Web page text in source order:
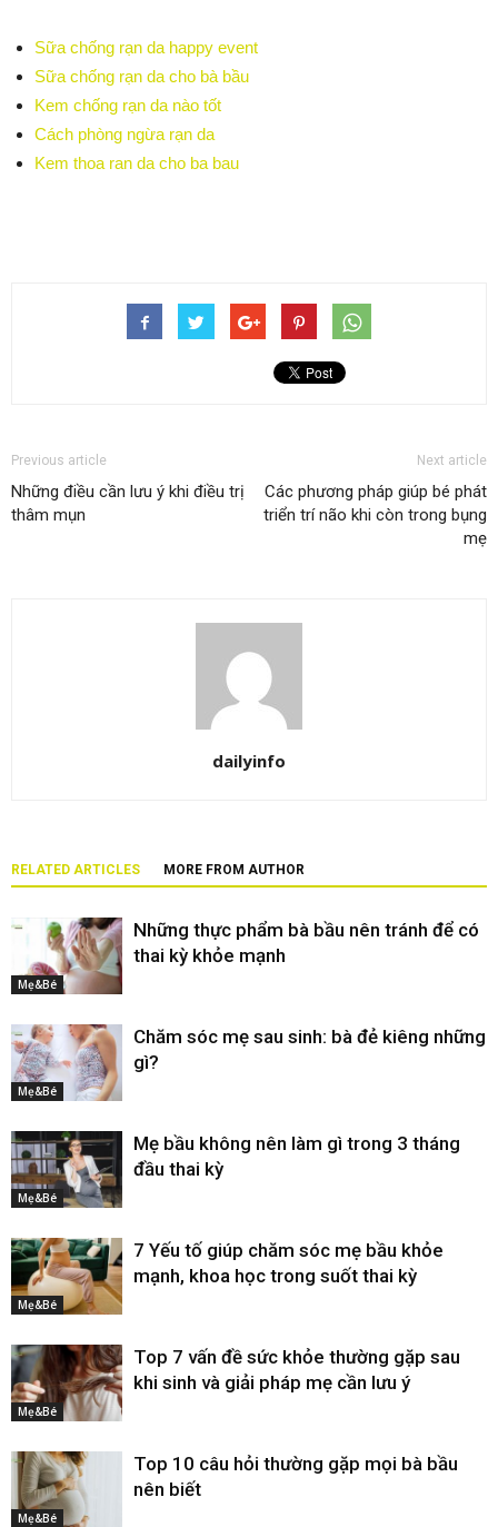
Sữa chống rạn da happy event
Sữa chống rạn da cho bà bầu
Kem chống rạn da nào tốt
Cách phòng ngừa rạn da
Kem thoa ran da cho ba bau
Previous article
Những điều cần lưu ý khi điều trị
thâm mụn
Next article
Các phương pháp giúp bé phát
triển trí não khi còn trong bụng
mẹ
dailyinfo
RELATED ARTICLES MORE FROM AUTHOR
Mẹ&Bé
Những thực phẩm bà bầu nên tránh để có
thai kỳ khỏe mạnh
Mẹ&Bé
Chăm sóc mẹ sau sinh: bà đẻ kiêng những
gì?
Mẹ&Bé
Mẹ bầu không nên làm gì trong 3 tháng
đầu thai kỳ
Mẹ&Bé
7 Yếu tố giúp chăm sóc mẹ bầu khỏe
mạnh, khoa học trong suốt thai kỳ
Mẹ&Bé
Top 7 vấn đề sức khỏe thường gặp sau
khi sinh và giải pháp mẹ cần lưu ý
Mẹ&Bé
Top 10 câu hỏi thường gặp mọi bà bầu
nên biết